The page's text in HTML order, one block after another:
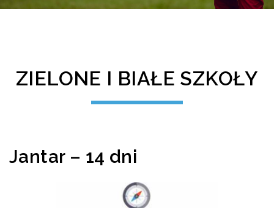
ZIELONE I BIAŁE SZKOŁY
Jantar – 14 dni